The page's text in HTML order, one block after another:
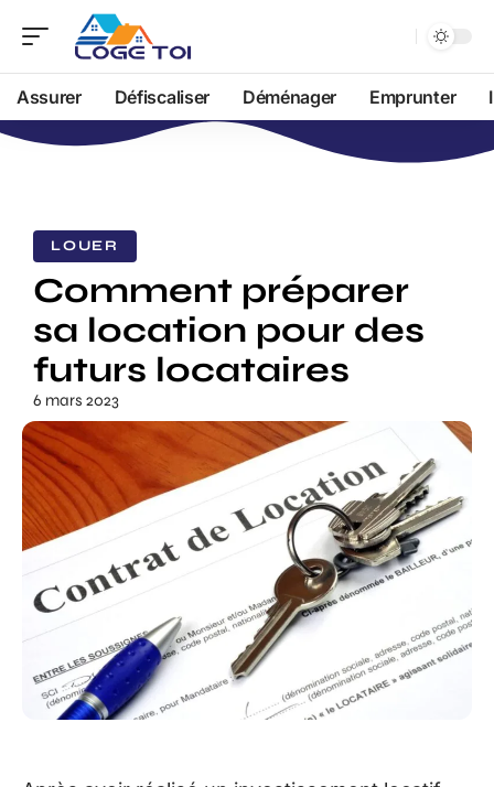
Assurer Défiscaliser Déménager Emprunter
LOUER
Comment préparer
sa location pour des
futurs locataires
6 mars 2023